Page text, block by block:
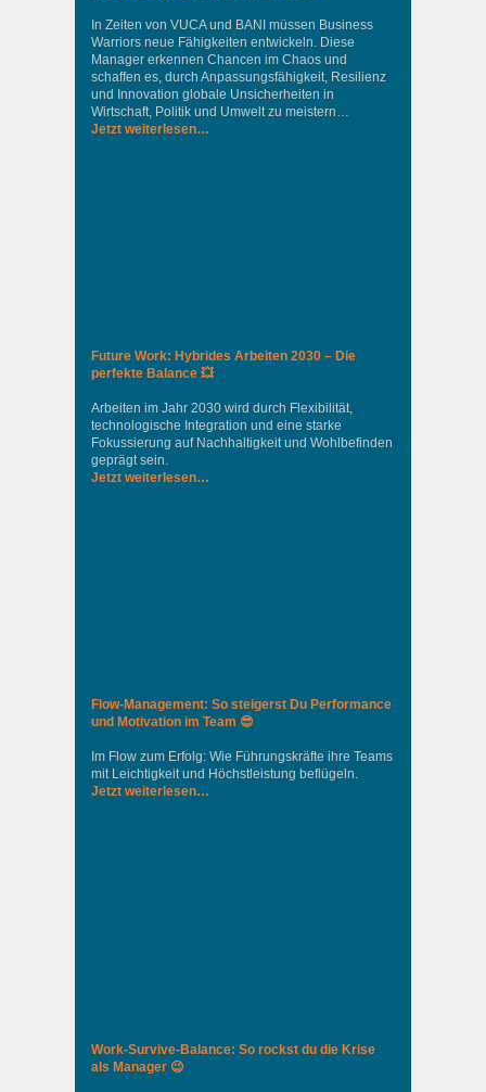
In Zeiten von VUCA und BANI müssen Business
Warriors neue Fähigkeiten entwickeln. Diese
Manager erkennen Chancen im Chaos und
schaffen es, durch Anpassungsfähigkeit, Resilienz
und Innovation globale Unsicherheiten in
Wirtschaft, Politik und Umwelt zu meistern…
Jetzt weiterlesen…
Future Work: Hybrides Arbeiten 2030 – Die
perfekte Balance 💥
Arbeiten im Jahr 2030 wird durch Flexibilität,
technologische Integration und eine starke
Fokussierung auf Nachhaltigkeit und Wohlbefinden
geprägt sein.
Jetzt weiterlesen…
Flow-Management: So steigerst Du Performance
und Motivation im Team 😎
Im Flow zum Erfolg: Wie Führungskräfte ihre Teams
mit Leichtigkeit und Höchstleistung beflügeln.
Jetzt weiterlesen…
Work-Survive-Balance: So rockst du die Krise
als Manager 😉